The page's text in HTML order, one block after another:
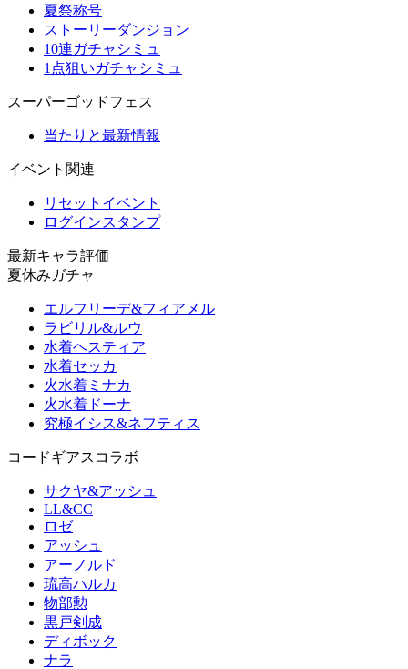
夏祭称号
ストーリーダンジョン
10連ガチャシミュ
1点狙いガチャシミュ
スーパーゴッドフェス
当たりと最新情報
イベント関連
リセットイベント
ログインスタンプ
最新キャラ評価
夏休みガチャ
エルフリーデ&フィアメル
ラビリル&ルウ
水着ヘスティア
水着セッカ
火水着ミナカ
火水着ドーナ
究極イシス&ネフティス
コードギアスコラボ
サクヤ&アッシュ
LL&CC
ロゼ
アッシュ
アーノルド
琉高ハルカ
物部勲
黒戸剣成
ディボック
ナラ